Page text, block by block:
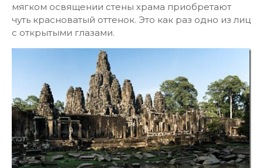
мягком освящении стены храма приобретают
чуть красноватый оттенок. Это как раз одно из лиц
с открытыми глазами.